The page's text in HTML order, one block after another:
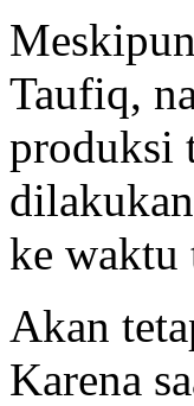
Taufiq,
produksi
ke waktu
Akan
Karena